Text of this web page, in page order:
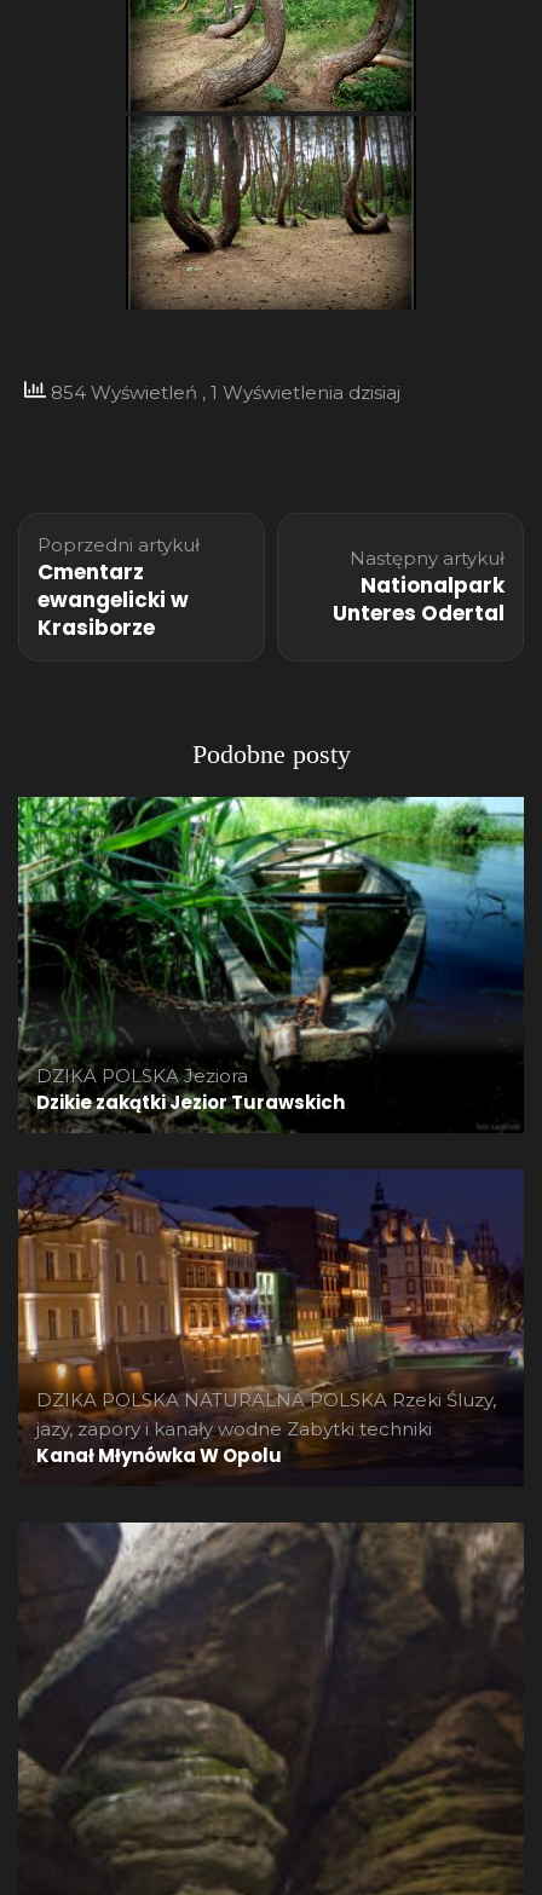
854 Wyświetleń , 1 Wyświetlenia dzisiaj
wpisu
Poprzedni artykuł
Cmentarz
ewangelicki w
Krasiborze
Następny artykuł
Nationalpark
Unteres Odertal
Podobne posty
DZIKA POLSKA Jeziora
Dzikie zakątki Jezior Turawskich
DZIKA POLSKA NATURALNA POLSKA Rzeki Śluzy,
jazy, zapory i kanały wodne Zabytki techniki
Kanał Młynówka W Opolu